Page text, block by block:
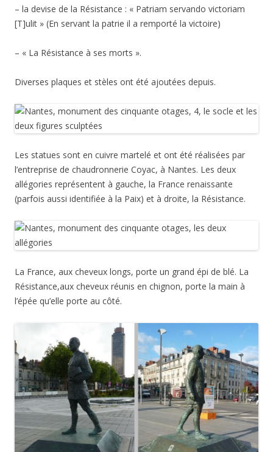
– la devise de la Résistance : « Patriam servando victoriam
[T]ulit » (En servant la patrie il a remporté la victoire)
– « La Résistance à ses morts ».
Diverses plaques et stèles ont été ajoutées depuis.
Les statues sont en cuivre martelé et ont été réalisées par
l’entreprise de chaudronnerie Coyac, à Nantes. Les deux
allégories représentent à gauche, la France renaissante
(parfois aussi identifiée à la Paix) et à droite, la Résistance.
La France, aux cheveux longs, porte un grand épi de blé. La
Résistance,aux cheveux réunis en chignon, porte la main à
l’épée qu’elle porte au côté.